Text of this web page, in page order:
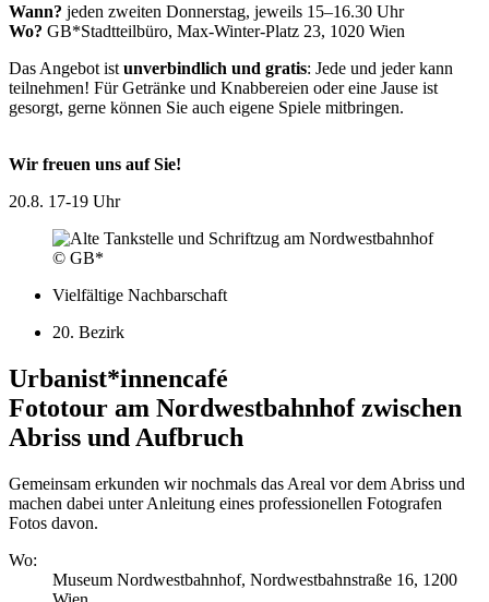
Wann? jeden zweiten Donnerstag, jeweils 15–16.30 Uhr
Wo? GB*Stadtteilbüro, Max-Winter-Platz 23, 1020 Wien
Das Angebot ist unverbindlich und gratis: Jede und jeder kann
teilnehmen! Für Getränke und Knabbereien oder eine Jause ist
gesorgt, gerne können Sie auch eigene Spiele mitbringen.
Wir freuen uns auf Sie!
20.8. 17-19 Uhr
© GB*
Vielfältige Nachbarschaft
20. Bezirk
Urbanist*innencafé
Fototour am Nordwestbahnhof zwischen
Abriss und Aufbruch
Gemeinsam erkunden wir nochmals das Areal vor dem Abriss und
machen dabei unter Anleitung eines professionellen Fotografen
Fotos davon.
Wo:
Museum Nordwestbahnhof, Nordwestbahnstraße 16, 1200